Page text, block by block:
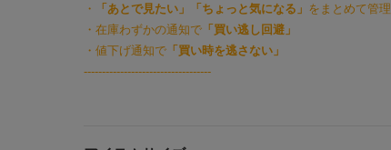
・ 「あとで見たい」「ちょっと気になる」 をまとめて管理
・在庫わずかの通知で 「買い逃し回避」
・値下げ通知で 「買い時を逃さない」
-----------------------------------